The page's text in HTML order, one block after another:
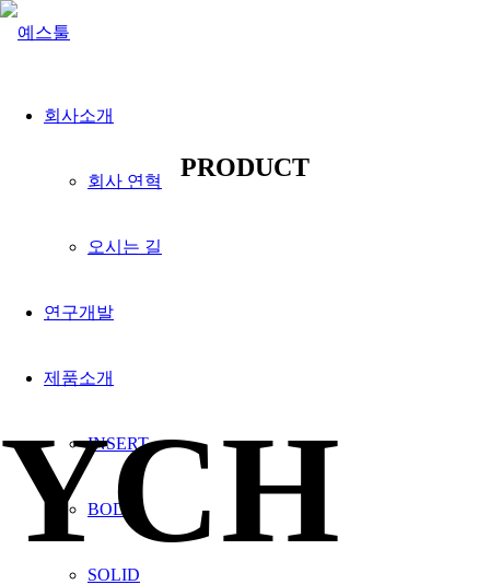
회사소개
회사 연혁
오시는 길
연구개발
제품소개
INSERT
BODY
SOLID
PRODUCT
YCH